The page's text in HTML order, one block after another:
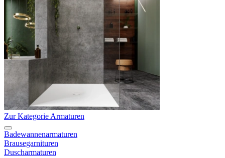
Zur Kategorie Armaturen
Badewannenarmaturen
Brausegarnituren
Duscharmaturen